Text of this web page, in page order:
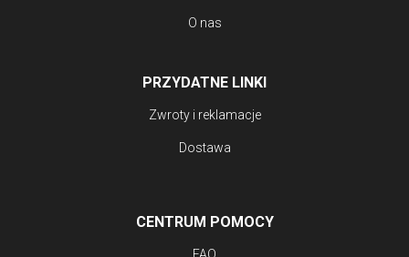
O nas
PRZYDATNE LINKI
Zwroty i reklamacje
Dostawa
CENTRUM POMOCY